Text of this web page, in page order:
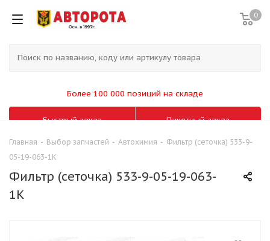
0
Более 100 000 позиций на складе
Быстрый заказ Пакетный заказ
Главная - Выбор запчастей - Автохимия - Фильтр (сеточка) 533-9-
05-19-063-1К
Фильтр (сеточка) 533-9-05-19-063-
1К